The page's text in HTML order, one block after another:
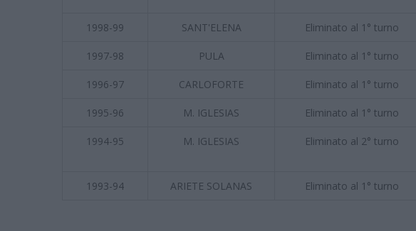
1998-99 SANT'ELENA Eliminato al 1° turno
1997-98 PULA Eliminato al 1° turno
1996-97 CARLOFORTE Eliminato al 1° turno
1995-96 M. IGLESIAS Eliminato al 1° turno
1994-95 M. IGLESIAS Eliminato al 2° turno
1993-94 ARIETE SOLANAS Eliminato al 1° turno